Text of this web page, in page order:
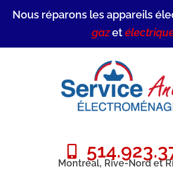
Nous réparons les appareils
gazet
Montréal, Rive-Nord et